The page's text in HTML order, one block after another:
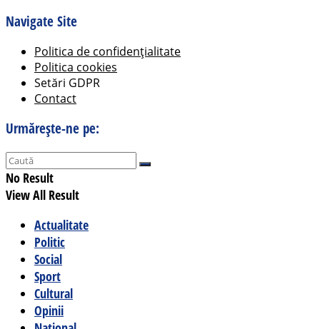
Navigate Site
Politica de confidențialitate
Politica cookies
Setări GDPR
Contact
Urmărește-ne pe:
No Result
View All Result
Actualitate
Politic
Social
Sport
Cultural
Opinii